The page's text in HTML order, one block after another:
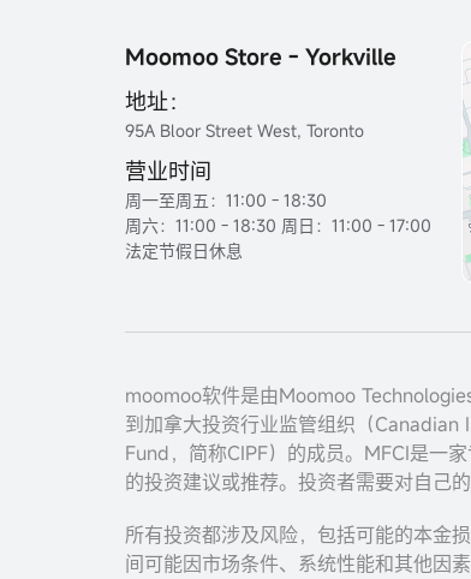
Moomoo Store - Yorkville
地址：
95A Bloor Street West, Toronto
营业时间
周一至周五：11:00 - 18:30
周六：11:00 - 18:30 周日：11:00 - 17:00
法定节假日休息
moomoo软件是由Moomoo
到加拿大投资行业监管组织（
Fund，简称CIPF）的成员。MFCI是一
的投资建议或推荐。投资者需要对自己的
所有投资都涉及风险，包括可能的本金
间可能因市场条件、系统性能和其他因